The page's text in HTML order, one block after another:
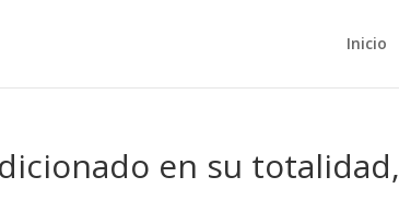
Inicio
en su totalidad,